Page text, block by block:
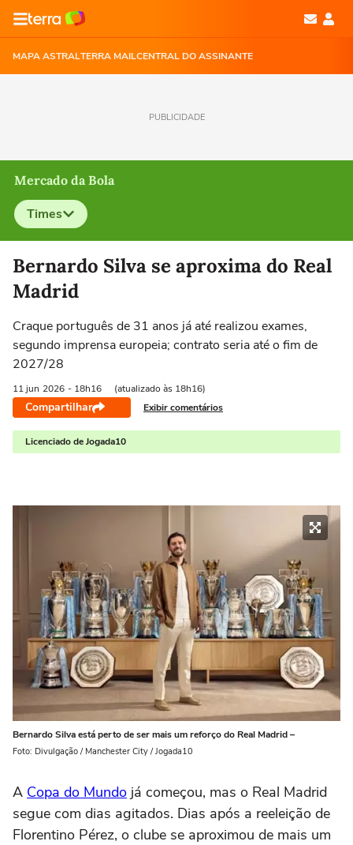
MAPA ASTRALTERRA MAILCENTRAL DO ASSINANTE
PUBLICIDADE
Mercado da Bola
Times
Selecione o time para ver as notícias
Bernardo Silva se aproxima do Real
Madrid
Craque português de 31 anos já até realizou exames,
segundo imprensa europeia; contrato seria até o fim de
2027/28
11 jun 2026 - 18h16 (atualizado às 18h16)
Compartilhar Exibir comentários
Licenciado de Jogada10
Bernardo Silva está perto de ser mais um reforço do Real Madrid –
Foto: Divulgação / Manchester City / Jogada10
A Copa do Mundo já começou, mas o Real Madrid
segue com dias agitados. Dias após a reeleição de
Florentino Pérez, o clube se aproximou de mais um